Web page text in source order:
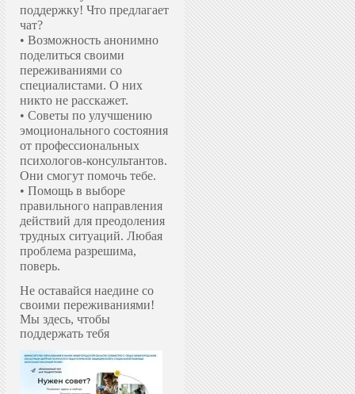
поддержку! Что предлагает
чат?
• Возможность анонимно
поделиться своими
переживаниями со
специалистами. О них
никто не расскажет.
• Советы по улучшению
эмоционального состояния
от профессиональных
психологов-консультантов.
Они смогут помочь тебе.
• Помощь в выборе
правильного направления
действий для преодоления
трудных ситуаций. Любая
проблема разрешима,
поверь.
Не оставайся наедине со
своими переживаниями!
Мы здесь, чтобы
поддержать тебя